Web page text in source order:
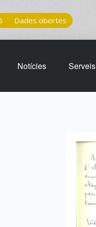
Dades obertes
Notícies Serveis